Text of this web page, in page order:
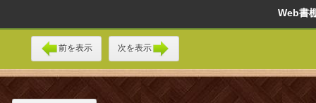
Web
前を表示 次を表示